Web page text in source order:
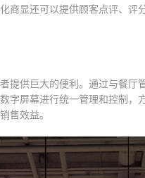
显还可以提供顾客点评、
供巨大的便利。通过与餐
屏幕进行统一管理和控制
售效益。